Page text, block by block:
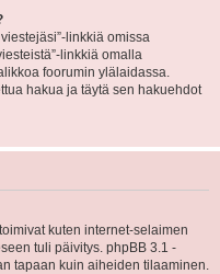
linkkiä omissa
linkkiä omalla
foorumin ylälaidassa.
hakua ja täytä sen hakuehdot
kuten internet-selaimen
tuli päivitys. phpBB 3.1 -
tapaan kuin aiheiden tilaaminen.